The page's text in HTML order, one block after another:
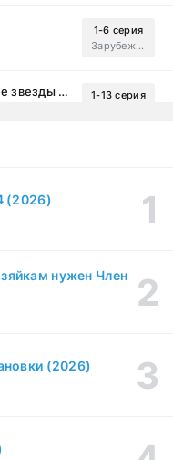
1-6 серия
Зарубежный, Мелодрама, Драма
Бухта страсти: Восходящие звезды (2000)
1-13 серия
1-6 серия
(2026)
нужен Член
(2026)